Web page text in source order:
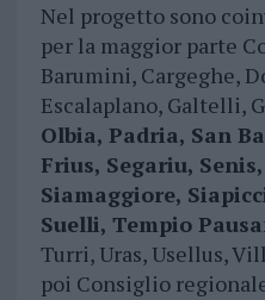
Nel progetto sono
per la maggior parte
Barumini, Cargeghe,
Escalaplano, Galtelli,
Olbia, Padria, San
Frius, Segariu,
Siamaggiore,
Suelli, Tempio
Turri, Uras, Usellus,
poi Consiglio